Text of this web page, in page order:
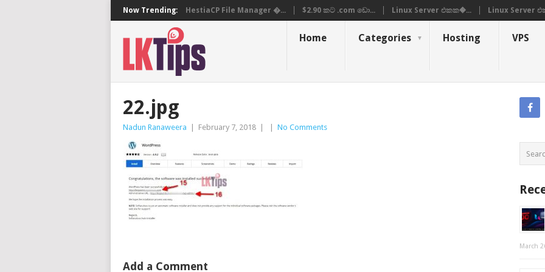
Now Trending: HestiaCP File Manager �... $2.90 කට .com ඩො... Linux Server එකක�... Linux Server
Home Categories Hosting VPS
22.jpg
Nadun Ranaweera February 7, 2018 No Comments
Add a Comment
March